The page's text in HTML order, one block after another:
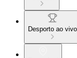
Desporto ao vivo